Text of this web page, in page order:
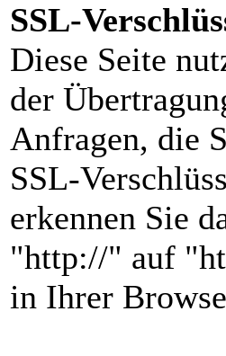
SSL-
Diese Seite
der
Anfragen, die
SSL-
erkennen Sie
"http://" auf
in Ihrer